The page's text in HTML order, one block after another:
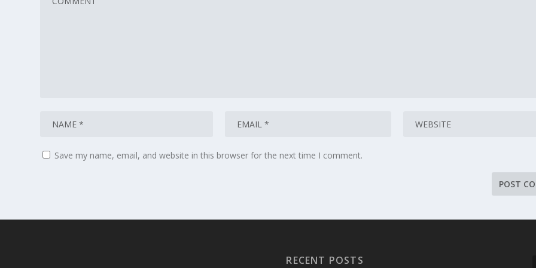
Save my name, email, and website in this browser for the next time I comment.
RECENT POSTS